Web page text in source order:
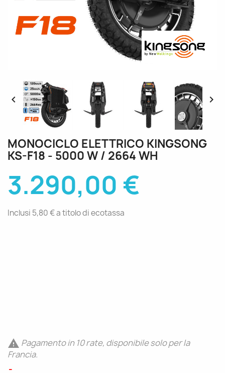
 
MONOCICLO ELETTRICO KINGSONG
KS-F18 - 5000 W / 2664 WH
3.290,00 €
Inclusi 5,80 € a titolo di ecotassa
 Pagamento in 10 rate, disponibile solo per la
Francia.